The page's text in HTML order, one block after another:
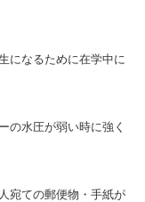
になるために在学中に
の水圧が弱い時に強く
宛ての郵便物・手紙が